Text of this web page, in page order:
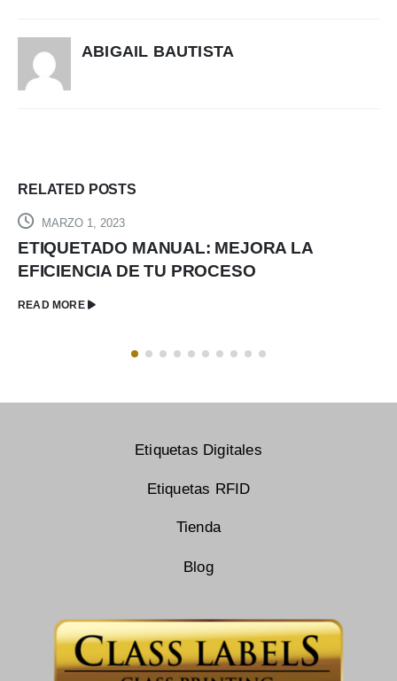
ABIGAIL BAUTISTA
RELATED POSTS
LA
BREVE INTRODUCCIÓN A
RASTREO DE PALLETS
Etiquetas Digitales
Etiquetas RFID
Tienda
Blog